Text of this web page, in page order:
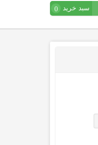
سبد خرید 0